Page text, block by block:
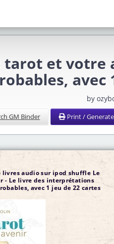
et
avec
by
GM Binder Print / Generate
livres audio sur ipod shuffle Le
- Le livre des interprétations
avec 1 jeu de 22 cartes